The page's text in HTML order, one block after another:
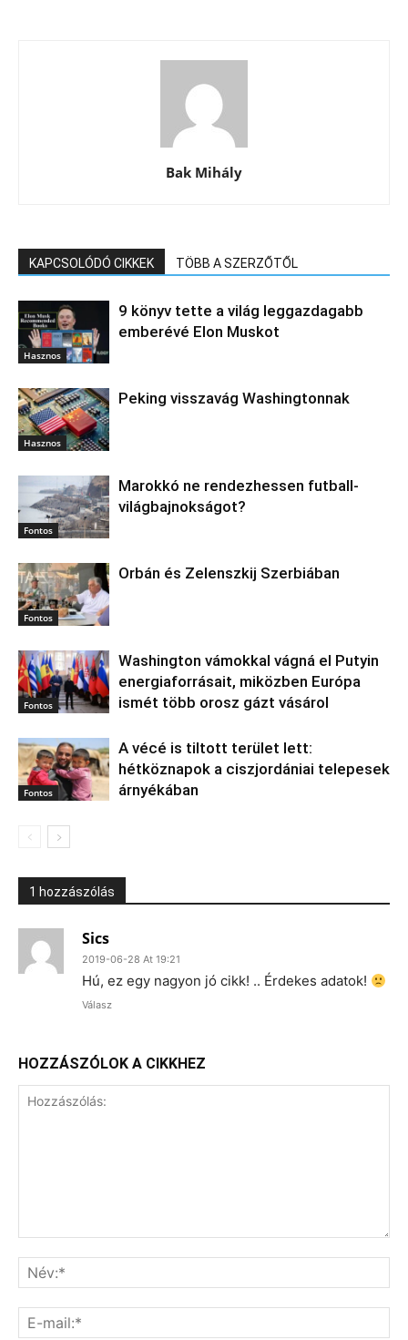
Bak Mihály
KAPCSOLÓDÓ CIKKEK TÖBB A SZERZŐTŐL
Hasznos
9 könyv tette a világ leggazdagabb
emberévé Elon Muskot
Hasznos
Peking visszavág Washingtonnak
Fontos
Marokkó ne rendezhessen futball-
világbajnokságot?
Fontos
Orbán és Zelenszkij Szerbiában
Fontos
Washington vámokkal vágná el Putyin
energiaforrásait, miközben Európa
ismét több orosz gázt vásárol
Fontos
A vécé is tiltott terület lett:
hétköznapok a ciszjordániai telepesek
árnyékában
1 hozzászólás
Sics
2019-06-28 At 19:21
Hú, ez egy nagyon jó cikk! .. Érdekes adatok!
Válasz
HOZZÁSZÓLOK A CIKKHEZ